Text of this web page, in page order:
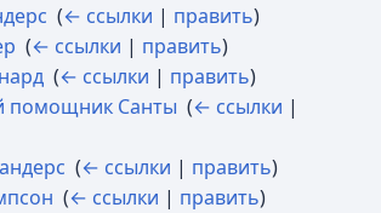
(← ссылки | править)
(← ссылки | править)
(← ссылки | править)
помощник Санты (← ссылки |
(← ссылки | править)
(← ссылки | править)